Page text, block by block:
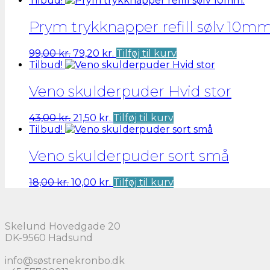
var:
43,00 kr..
er:
21,50 kr..
Prym trykknapper refill sølv
99,00kr. Den
oprindelige
var:
99,00 kr..
79,20 kr. Den
aktuelle
er:
79,20 kr..
Tilføj til kurv
Tilbud!
Veno skulderpuder Hvid stor
43,00kr. Den
oprindelige
var:
43,00 kr..
21,50 kr. Den
aktuelle
er:
21,50 kr..
Tilføj til kurv
Tilbud!
Veno skulderpuder sort små
18,00kr. Den
18,00 kr..
10,00 kr. Den
10,00 kr..
Tilføj til kurv
Skelund Hovedgade 20
DK-9560 Hadsund
info@søstrenekronbo.dk